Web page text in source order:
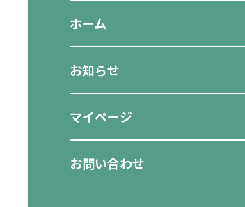
ホーム
お知らせ
マイページ
お問い合わせ